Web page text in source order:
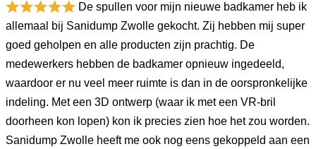
De spullen voor mijn nieuwe badkamer heb ik
allemaal bij Sanidump Zwolle gekocht. Zij hebben mij super
goed geholpen en alle producten zijn prachtig. De
medewerkers hebben de badkamer opnieuw ingedeeld,
waardoor er nu veel meer ruimte is dan in de oorspronkelijke
indeling. Met een 3D ontwerp (waar ik met een VR-bril
doorheen kon lopen) kon ik precies zien hoe het zou worden.
Sanidump Zwolle heeft me ook nog eens gekoppeld aan een